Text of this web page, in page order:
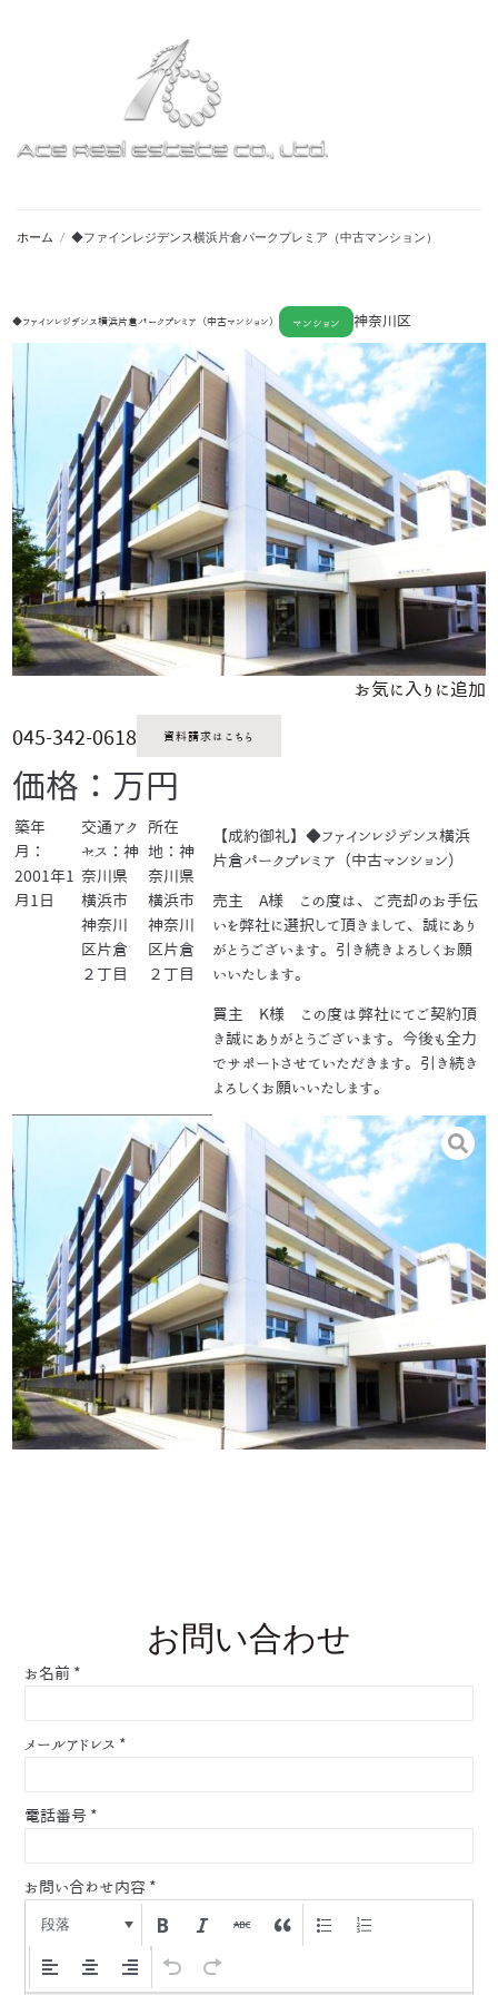
ホーム / ◆ファインレジデンス横浜片倉パークプレミア（中古マンション）
◆ファインレジデンス横浜片倉パークプレミア（中古マンション） マンション 神奈川区
お気に入りに追加
045-342-0618 資料請求はこちら
価格：万円
築年
月：
2001年1
月1日
交通アク
セス：神
奈川県
横浜市
神奈川
区片倉
２丁目
所在
地：神
奈川県
横浜市
神奈川
区片倉
２丁目
【成約御礼】◆ファインレジデンス横浜
片倉パークプレミア（中古マンション）
売主 A様 この度は、ご売却のお手伝
いを弊社に選択して頂きまして、誠にあり
がとうございます。引き続きよろしくお願
いいたします。
買主 K様 この度は弊社にてご契約頂
き誠にありがとうございます。今後も全力
でサポートさせていただきます。引き続き
よろしくお願いいたします。
お問い合わせ
お名前 *
メールアドレス *
電話番号 *
お問い合わせ内容 *
段落